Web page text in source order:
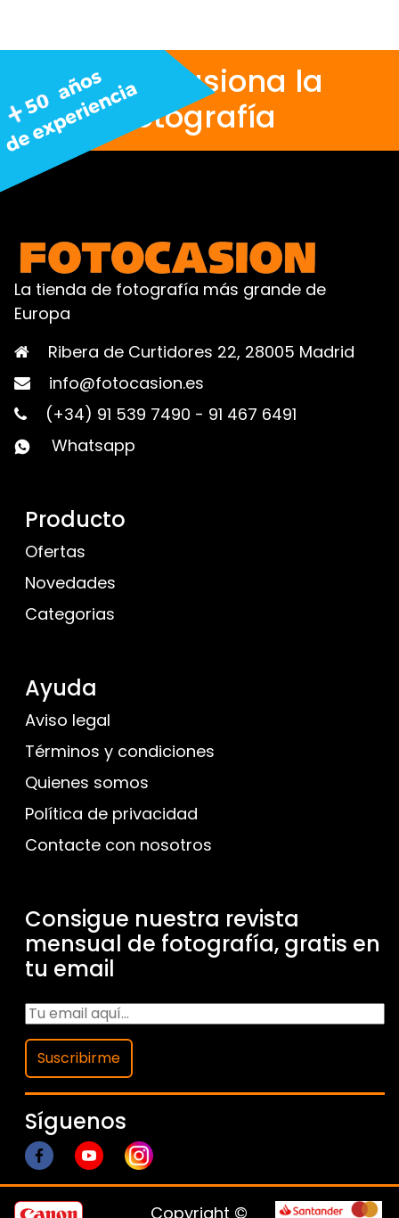
Nos apasiona la
fotografía
La tienda de fotografía más grande de
Europa
Ribera de Curtidores 22, 28005 Madrid
info@fotocasion.es
(+34) 91 539 7490 - 91 467 6491
Whatsapp
Producto
Ofertas
Novedades
Categorias
Ayuda
Aviso legal
Términos y condiciones
Quienes somos
Política de privacidad
Contacte con nosotros
Consigue nuestra revista
mensual de fotografía, gratis en
tu email
Suscribirme
Síguenos
Copyright ©